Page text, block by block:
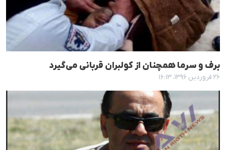
برف و سرما همچنان از کولبران قربانی می‌گیرد
۲۶ فروردین ۱۳۹۶، ۱۶:۱۳